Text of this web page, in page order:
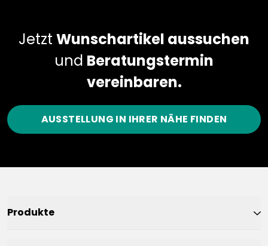
Jetzt Wunschartikel aussuchen
und Beratungstermin
vereinbaren.
AUSSTELLUNG IN IHRER NÄHE FINDEN
Produkte